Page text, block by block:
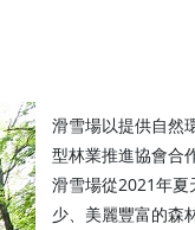
滑雪場以提供自然
型林業推進協會合
滑雪場從2021年
少、美麗豐富的森